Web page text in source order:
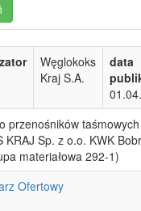
Węglokoks
Kraj S.A.
data
przenośników
KRAJ Sp. z o.o. KWK
materiałowa 292-1)
Ofertowy